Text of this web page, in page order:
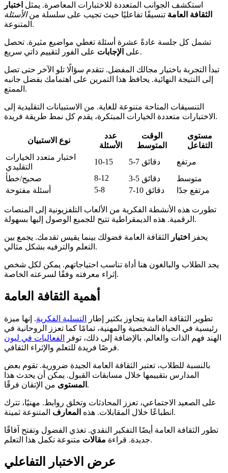
استكشف الجوانب المتعددة للاختبارات المعاصرة. يمثل اختبار
الثقافة العامة تنسيقًا تفاعليًا حيث تجيب على سلسلة منالأسئلة
المتنوعة.
تشمل كل جلسة عادةً عشرة أسئلة تغطي مواضيع مثيرة. تحصل
على الإجابات على الفور لتقييم ذاتي سريع.
تبدأ التجربة باختيار مجالك المفضل. تتقدم سؤالًا تلو الآخر حتى تصل
إلى النتيجة النهائية. يحافظ هذا التمرين على اهتمامك بفضل جانبه
الممتع.
التنسيقات المتاحة متنوعة للغاية. من الاستبيانات التقليدية إلى
الاختبارات متعددة الخيارات المبتكرة، يقدم كل نمط طريقة فريدة.
نوع الاستبيان
عدد
الأسئلة
الوقت
المتوسط
مستوى
التفاعل
اختبار متعدد الخيارات
التقليدي
10-15 5-7 دقائق
مرتفع
صحيح/خطأ
8-12 3-5 دقائق
متوسط
أسئلة مفتوحة
5-8 7-10 دقائق مرتفع جدًا
تطورت هذه الأنشطة الفكرية من الألعاب التلفزيونية إلى المنصات
الرقمية. هذه الديمقراطية تتيح للجميع الوصول إليها بسهولة.
يحفز اختبار
الثقافة العامة فضولك بينما يقيس تقدمك. يجمع بين
التعلم والترفيه بشكل مثالي.
يجد الطلاب والبالغون هنا أداة تناسب احتياجاتهم. يمكن لكل شخص
إثراء معرفته وفقًا لسرعته الخاصة.
أهمية الثقافة العامة
تطوير الثقافة العامة يتجاوز بكثير إطار التسلية الفكرية. إنها ميزة
رئيسية في الحياة الشخصية والمهنية، تمامًا كما تعزز الروحانية في
الهند فهم الذات والعالم. بالإضافة إلى ذلك، توفر
الفعاليات في ليون
فرصًا فريدة للتعلم والإثراء الثقافي.
بالنسبة للطلاب، تعتبر الثقافة العامة الجيدة ضرورية. تقوم بعض
المدارس بتقييمها خلال مسابقات القبول. يمكن أن يحدث هذا
المستوى من الإتقان فرقًا.
على الصعيد الاجتماعي، تعزز المحادثات وتخلق روابط. مهنيًا، تترك
انطباعًا خلال المقابلات. هذه المعارف المتنوعة ثمينة.
تطور الثقافة العامة أيضًا التفكير النقدي. تغذي الفضول وتفتح آفاقًا
جديدة. قراءة مقالات متنوعة تكمل هذا التعلم.
عرض الاختبار التفاعلي